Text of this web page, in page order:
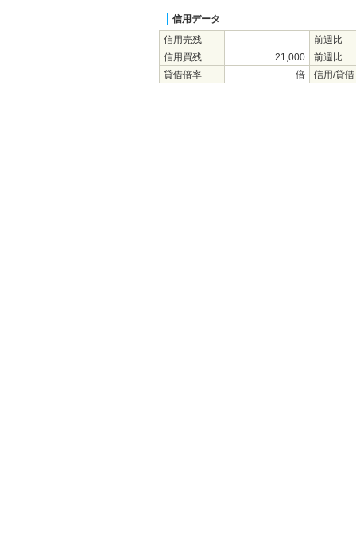
信用データ
信用売残
--
前週比
信用買残
21,000
前週比
貸借倍率
--倍 信用/貸借